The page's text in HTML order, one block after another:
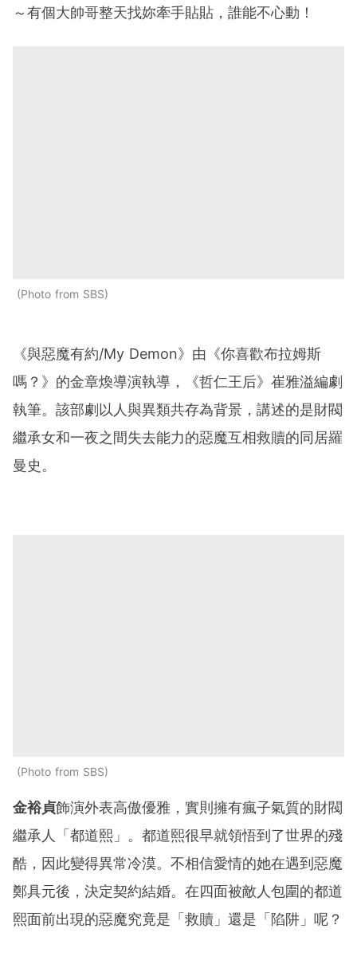
～有個大帥哥整天找妳牽手貼貼，誰能不心動！
Photo from SBS
《與惡魔有約/My Demon》由《你喜歡布拉姆斯
嗎？》的金章煥導演執導，《哲仁王后》崔雅溢編劇
執筆。該部劇以人與異類共存為背景，講述的是財閥
繼承女和一夜之間失去能力的惡魔互相救贖的同居羅
曼史。
Photo from SBS
金裕貞飾演外表高傲優雅，實則擁有瘋子氣質的財閥
繼承人「都道熙」。都道熙很早就領悟到了世界的殘
酷，因此變得異常冷漠。不相信愛情的她在遇到惡魔
鄭具元後，決定契約結婚。在四面被敵人包圍的都道
熙面前出現的惡魔究竟是「救贖」還是「陷阱」呢？